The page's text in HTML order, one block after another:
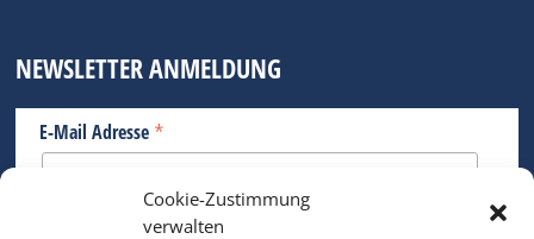
Cookie-Zustimmung
verwalten
NEWSLETTER ANMELDUNG
E-Mail Adresse *
Bitte geben Sie Ihre E-Mail Adresse ein.